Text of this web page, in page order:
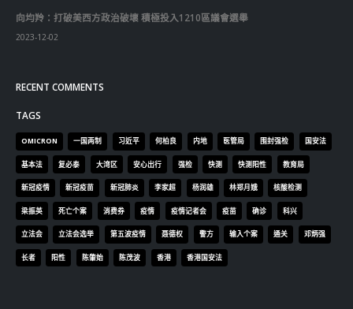
RECENT COMMENTS
OMICRON 一国两制
基本法
新冠疫情 新冠疫苗 新冠肺炎 李家超 杨润雄 林郑月娥 核酸检测
梁振英 死亡个案 消费券 疫情 疫情记者会 疫苗 确诊 科兴
立法会 立法会选举 第五波疫情 聂德权 警方 输入个案 通关
长者 阳性 陈肇始 陈茂波 香港国安法